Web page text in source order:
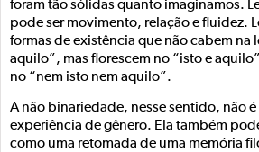
foram tão sólidas quanto imaginamos.
pode ser movimento, relação e fluidez.
formas de existência que não cabem na
aquilo”, mas florescem no “isto e
no “nem isto nem aquilo”.
A não binariedade, nesse sentido, não é
experiência de gênero. Ela também
como uma retomada de uma memória